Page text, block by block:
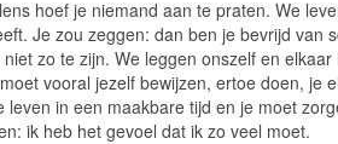
hoef je niemand aan te praten. We
Je zou zeggen: dan ben je bevrijd van
zo te zijn. We leggen onszelf en
vooral jezelf bewijzen, ertoe doen, je
leven in een maakbare tijd en je moet
ik heb het gevoel dat ik zo veel moet.